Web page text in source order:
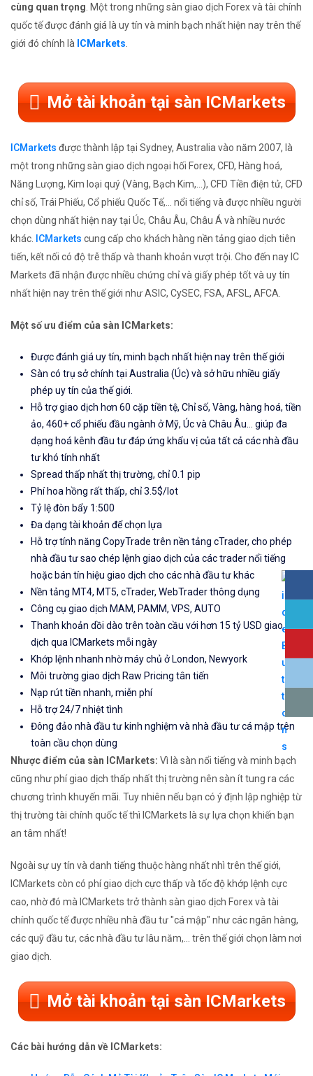
cùng quan trọng . Một trong những sàn giao dịch Forex và tài chính
quốc tế được đánh giá là uy tín và minh bạch nhất hiện nay trên thế
giới đó chính là ICMarkets
Mở tài khoản tại sàn ICMarkets
ICMarkets được thành lập tại Sydney, Australia vào năm 2007, là
một trong những sàn giao dịch ngoại hối Forex, CFD, Hàng hoá,
Năng Lượng, Kim loại quý (Vàng, Bạch Kim,...), CFD Tiền điện tử, CFD
chỉ số, Trái Phiếu, Cổ phiếu Quốc Tế,... nổi tiếng và được nhiều người
chọn dùng nhất hiện nay tại Úc, Châu Âu, Châu Á và nhiều nước
khác.
ICMarkets cung cấp cho khách hàng nền tảng giao dịch tiên
tiến, kết nối có độ trễ thấp và thanh khoản vượt trội. Cho đến nay IC
Markets đã nhận được nhiều chứng chỉ và giấy phép tốt và uy tín
nhất hiện nay trên thế giới như ASIC, CySEC, FSA, AFSL, AFCA.
Một số ưu điểm của sàn ICMarkets:
Được đánh giá uy tín, minh bạch nhất hiện nay trên thế giới
Sàn có trụ sở chính tại Australia (Úc) và sở hữu nhiều giấy
phép uy tín của thế giới.
Hỗ trợ giao dịch hơn 60 cặp tiền tệ, Chỉ số, Vàng, hàng hoá, tiền
ảo, 460+ cổ phiếu đầu ngành ở Mỹ, Úc và Châu Âu... giúp đa
dạng hoá kênh đầu tư đáp ứng khẩu vị của tất cả các nhà đầu
tư khó tính nhất
Spread thấp nhất thị trường, chỉ 0.1 pip
Phí hoa hồng rất thấp, chỉ 3.5$/lot
Tỷ lệ đòn bẩy 1:500
Đa dạng tài khoản để chọn lựa
Hỗ trợ tính năng CopyTrade trên nền tảng cTrader, cho phép
nhà đầu tư sao chép lệnh giao dịch của các trader nổi tiếng
hoặc bán tín hiệu giao dịch cho các nhà đầu tư khác
Nền tảng MT4, MT5, cTrader, WebTrader thông dụng
Công cụ giao dịch MAM, PAMM, VPS, AUTO
Thanh khoản dồi dào trên toàn cầu với hơn 15 tỷ USD giao
dịch qua ICMarkets mỗi ngày
Khớp lệnh nhanh nhờ máy chủ ở London, Newyork
Môi trường giao dịch Raw Pricing tân tiến
Nạp rút tiền nhanh, miễn phí
Hỗ trợ 24/7 nhiệt tình
Đông đảo nhà đầu tư kinh nghiệm và nhà đầu tư cá mập trên
toàn cầu chọn dùng
Nhược điểm của sàn ICMarkets: Vì là sàn nổi tiếng và minh bạch
cũng như phí giao dịch thấp nhất thị trường nên sàn ít tung ra các
chương trình khuyến mãi. Tuy nhiên nếu bạn có ý định lập nghiệp từ
thị trường tài chính quốc tế thì ICMarkets là sự lựa chọn khiến bạn
an tâm nhất!
Ngoài sự uy tín và danh tiếng thuộc hàng nhất nhì trên thế giới,
ICMarkets còn có phí giao dịch cực thấp và tốc độ khớp lệnh cực
cao, nhờ đó mà ICMarkets trở thành sàn giao dịch Forex và tài
chính quốc tế được nhiều nhà đầu tư "cá mập" như các ngân hàng,
các quỹ đầu tư, các nhà đầu tư lâu năm,... trên thế giới chọn làm nơi
giao dịch.
Mở tài khoản tại sàn ICMarkets
Các bài hướng dẫn về ICMarkets: